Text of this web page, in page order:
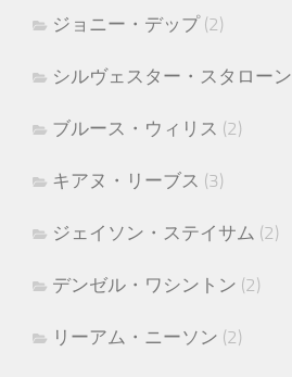
ジョニー・デップ(2)
シルヴェスター・スタローン
ブルース・ウィリス (2)
キアヌ・リーブス (3)
ジェイソン・ステイサム (2)
デンゼル・ワシントン (2)
リーアム・ニーソン (2)